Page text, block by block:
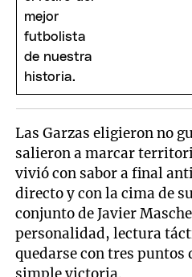
Las Garzas eligieron no
salieron a marcar
vivió con sabor a final
directo y con la cima de
conjunto de Javier
personalidad, lectura
quedarse con tres puntos